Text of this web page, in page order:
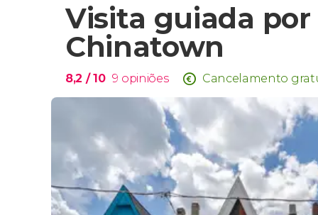
Reino
Turquia
Visita guiada
Chinatown
8,2 / 10 9 opiniões Cancelamento